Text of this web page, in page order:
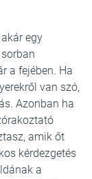
egy
a fejében. Ha
van szó,
Azonban ha
amik őt
kérdezgetés
a